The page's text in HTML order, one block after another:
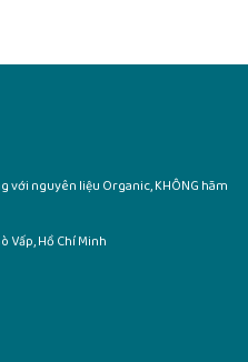
nguyên liệu Organic, KHÔNG hãm
Vấp, Hồ Chí Minh